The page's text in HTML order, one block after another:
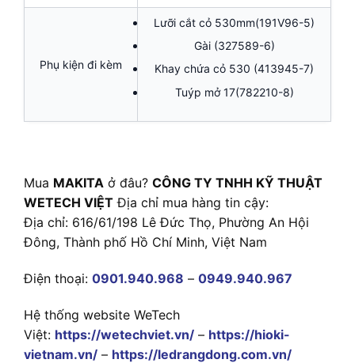
Phụ kiện đi kèm
Lưỡi cắt cỏ 530mm(191V96-5)
Gài (327589-6)
Khay chứa cỏ 530 (413945-7)
Tuýp mở 17(782210-8)
Mua MAKITA ở đâu? CÔNG TY TNHH KỸ THUẬT
WETECH VIỆT Địa chỉ mua hàng tin cậy:
Địa chỉ: 616/61/198 Lê Đức Thọ, Phường An Hội
Đông, Thành phố Hồ Chí Minh, Việt Nam
Điện thoại: 0901.940.968 – 0949.940.967
Hệ thống website WeTech
Việt: https://wetechviet.vn/ – https://hioki-
vietnam.vn/ – https://ledrangdong.com.vn/